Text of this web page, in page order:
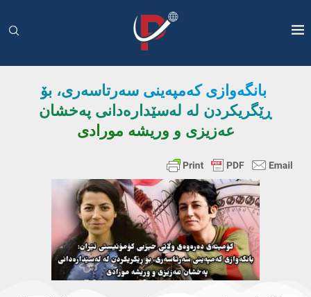
بانگەوازی کەمپەینی سەرتاسەری، بۆ
ڕێگریکردن لە لەسێدارەدانی پەخشان
عەزیزی و وریشە مورادی